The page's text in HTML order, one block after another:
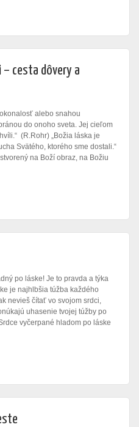
cesta dôvery a
alebo snahou
do onoho sveta. Jej cieľom
(R.Rohr) „Božia láska je
Svätého, ktorého sme dostali.“
na Boží obraz, na Božiu
po láske! Je to pravda a týka
je najhlbšia túžba každého
nevieš čítať vo svojom srdci,
uhasenie tvojej túžby po
vyčerpané hladom po láske